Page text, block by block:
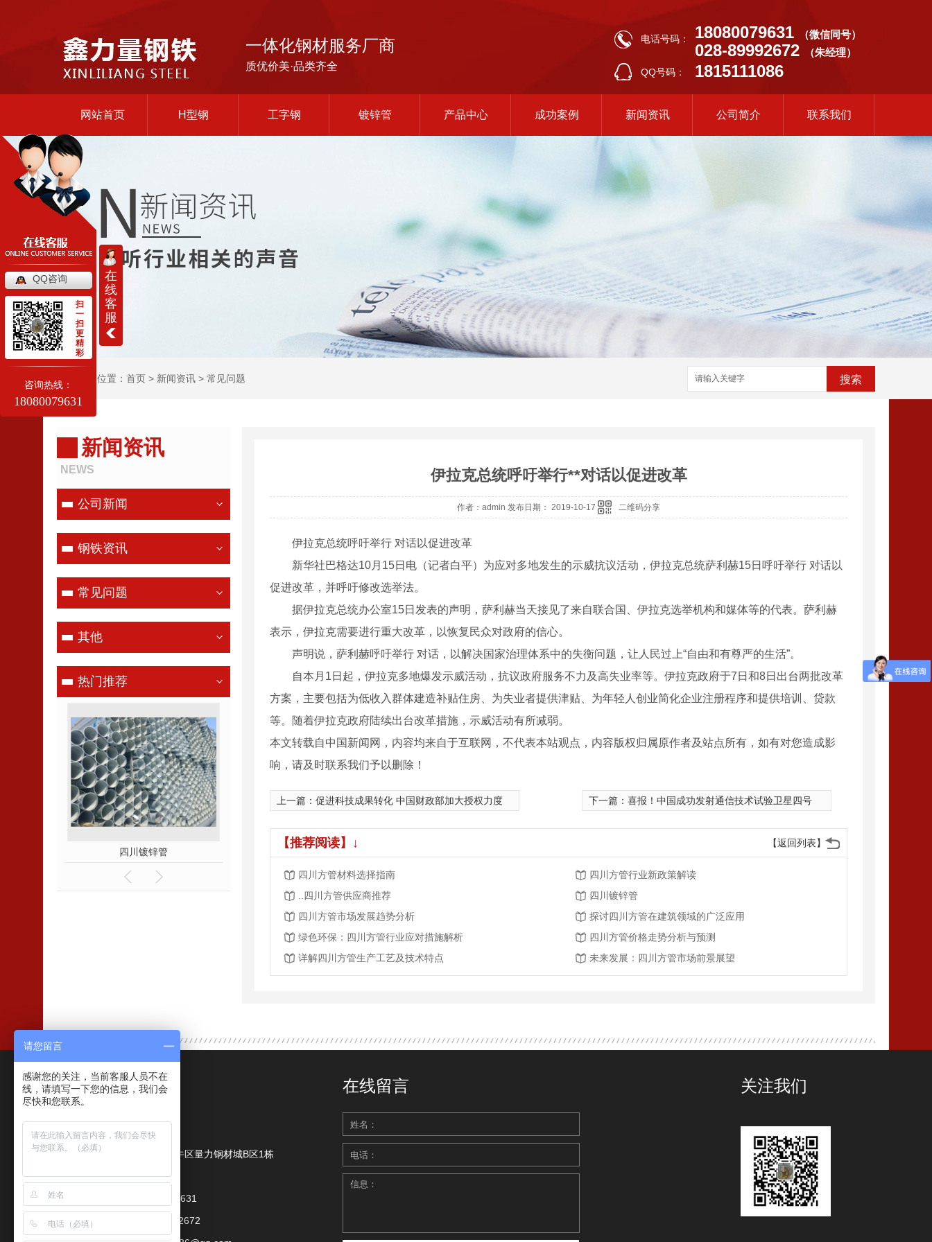
一体化钢材服务厂商
质优价美·品类齐全
电话号码： 18080079631 （微信同号）
028-89992672 （朱经理）
QQ号码： 1815111086
网站首页 H型钢 工字钢 镀锌管 产品中心 成功案例 新闻资讯 公司简介 联系我们
当前位置： 首页 > 新闻资讯 > 常见问题 搜索
新闻资讯
NEWS
公司新闻
钢铁资讯
常见问题
其他
热门推荐
四川方管 四川H型钢厂家
伊拉克总统呼吁举行**对话以促进改革
作者：admin 发布日期： 2019-10-17 二维码分享
伊拉克总统呼吁举行 对话以促进改革
新华社巴格达10月15日电（记者白平）为应对多地发生的示威抗议活动，伊拉克总统萨利赫15日呼吁举行 对话以
促进改革，并呼吁修改选举法。
据伊拉克总统办公室15日发表的声明，萨利赫当天接见了来自联合国、伊拉克选举机构和媒体等的代表。萨利赫
表示，伊拉克需要进行重大改革，以恢复民众对政府的信心。
声明说，萨利赫呼吁举行 对话，以解决国家治理体系中的失衡问题，让人民过上“自由和有尊严的生活”。
自本月1日起，伊拉克多地爆发示威活动，抗议政府服务不力及高失业率等。伊拉克政府于7日和8日出台两批改革
方案，主要包括为低收入群体建造补贴住房、为失业者提供津贴、为年轻人创业简化企业注册程序和提供培训、贷款
等。随着伊拉克政府陆续出台改革措施，示威活动有所减弱。
本文转载自中国新闻网，内容均来自于互联网，不代表本站观点，内容版权归属原作者及站点所有，如有对您造成影
响，请及时联系我们予以删除！
上一篇： 促进科技成果转化 中国财政部加大授权力度 下一篇： 喜报！中国成功发射通信技术试验卫星四号
【返回列表】
【推荐阅读】↓
四川方管材料选择指南
四川方管行业新政策解读
..四川方管供应商推荐
四川镀锌管
四川方管市场发展趋势分析
探讨四川方管在建筑领域的广泛应用
绿色环保：四川方管行业应对措施解析
四川方管价格走势分析与预测
详解四川方管生产工艺及技术特点
未来发展：四川方管市场前景展望
联系我们
成都鑫力量商贸有限公司
公司地址：
成都市金牛区量力钢材城B区1栋
联系人：
朱经理
18080079631
座机：
028-89992672
在线留言 关注我们
在
线
客
服
QQ咨询
扫
一
扫
更
精
彩
咨询热线：
18080079631
请您留言
感谢您的关注，当前客服人员不在
线，请填写一下您的信息，我们会
尽快和您联系。